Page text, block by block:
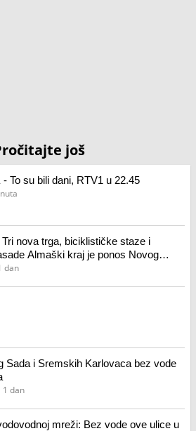
još
To su bili dani, RTV1 u 22.45
nova trga, biciklističke staze i
Almaški kraj je ponos Novog
u jedan od najvećih projekata u istoriji
dan
Sada i Sremskih Karlovaca bez vode
1 dan
mreži: Bez vode ove ulice u